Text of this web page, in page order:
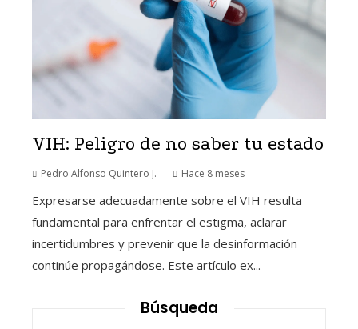
VIH: Peligro de no saber tu estado
Pedro Alfonso Quintero J. Hace 8 meses
Expresarse adecuadamente sobre el VIH resulta
fundamental para enfrentar el estigma, aclarar
incertidumbres y prevenir que la desinformación
continúe propagándose. Este artículo ex...
Búsqueda